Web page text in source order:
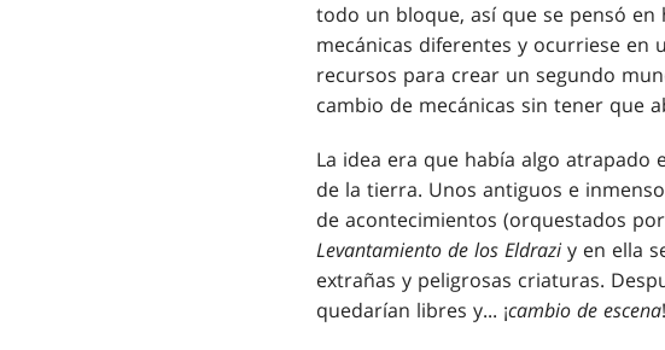
todo un bloque, así que se pensó
mecánicas diferentes y ocurriese
recursos para crear un segundo
cambio de mecánicas sin tener que
La idea era que había algo atrapado
de la tierra. Unos antiguos e
de acontecimientos (orquestados
Levantamiento de los Eldrazi y en ella
extrañas y peligrosas criaturas.
quedarían libres y... ¡cambio de escena!